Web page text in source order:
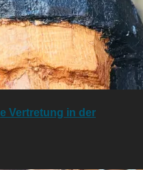
Vertretung in der